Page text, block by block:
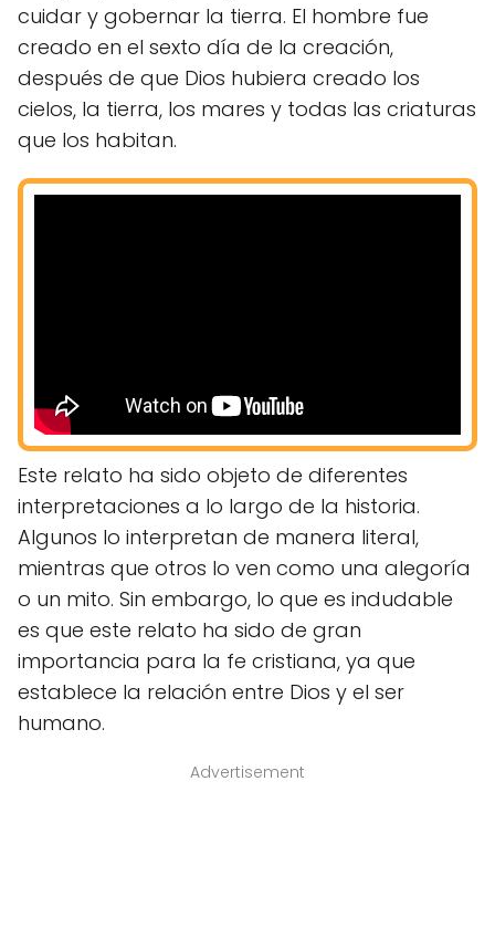
cuidar y gobernar la tierra. El hombre fue
creado en el sexto día de la creación,
después de que Dios hubiera creado los
cielos, la tierra, los mares y todas las criaturas
que los habitan.
Este relato ha sido objeto de diferentes
interpretaciones a lo largo de la historia.
Algunos lo interpretan de manera literal,
mientras que otros lo ven como una alegoría
o un mito. Sin embargo, lo que es indudable
es que este relato ha sido de gran
importancia para la fe cristiana, ya que
establece la relación entre Dios y el ser
humano.
Advertisement